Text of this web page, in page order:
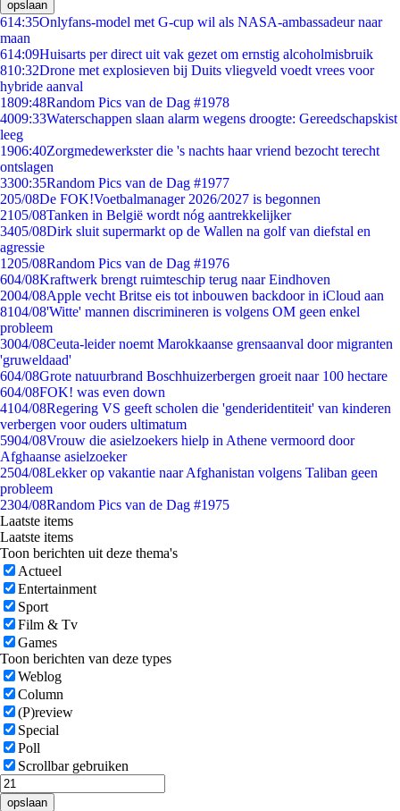
opslaan
614:35Onlyfans-model met G-cup wil als NASA-ambassadeur naar
maan
614:09Huisarts per direct uit vak gezet om ernstig alcoholmisbruik
810:32Drone met explosieven bij Duits vliegveld voedt vrees voor
hybride aanval
1809:48Random Pics van de Dag #1978
4009:33Waterschappen slaan alarm wegens droogte: Gereedschapskist
leeg
1906:40Zorgmedewerkster die 's nachts haar vriend bezocht terecht
ontslagen
3300:35Random Pics van de Dag #1977
205/08De FOK!Voetbalmanager 2026/2027 is begonnen
2105/08Tanken in België wordt nóg aantrekkelijker
3405/08Dirk sluit supermarkt op de Wallen na golf van diefstal en
agressie
1205/08Random Pics van de Dag #1976
604/08Kraftwerk brengt ruimteschip terug naar Eindhoven
2004/08Apple vecht Britse eis tot inbouwen backdoor in iCloud aan
8104/08'Witte' mannen discrimineren is volgens OM geen enkel
probleem
3004/08Ceuta-leider noemt Marokkaanse grensaanval door migranten
'gruweldaad'
604/08Grote natuurbrand Boschhuizerbergen groeit naar 100 hectare
604/08FOK! was even down
4104/08Regering VS geeft scholen die 'genderidentiteit' van kinderen
verbergen voor ouders ultimatum
5904/08Vrouw die asielzoekers hielp in Athene vermoord door
Afghaanse asielzoeker
2504/08Lekker op vakantie naar Afghanistan volgens Taliban geen
probleem
2304/08Random Pics van de Dag #1975
Laatste items
Laatste items
Toon berichten uit deze thema's
Actueel
Entertainment
Sport
Film & Tv
Games
Toon berichten van deze types
Weblog
Column
(P)review
Special
Poll
Scrollbar gebruiken
opslaan